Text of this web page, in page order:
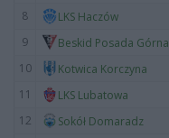
8
LKS Haczów
9
Beskid Posada Górna
10
Kotwica Korczyna
11
LKS Lubatowa
12
Sokół Domaradz